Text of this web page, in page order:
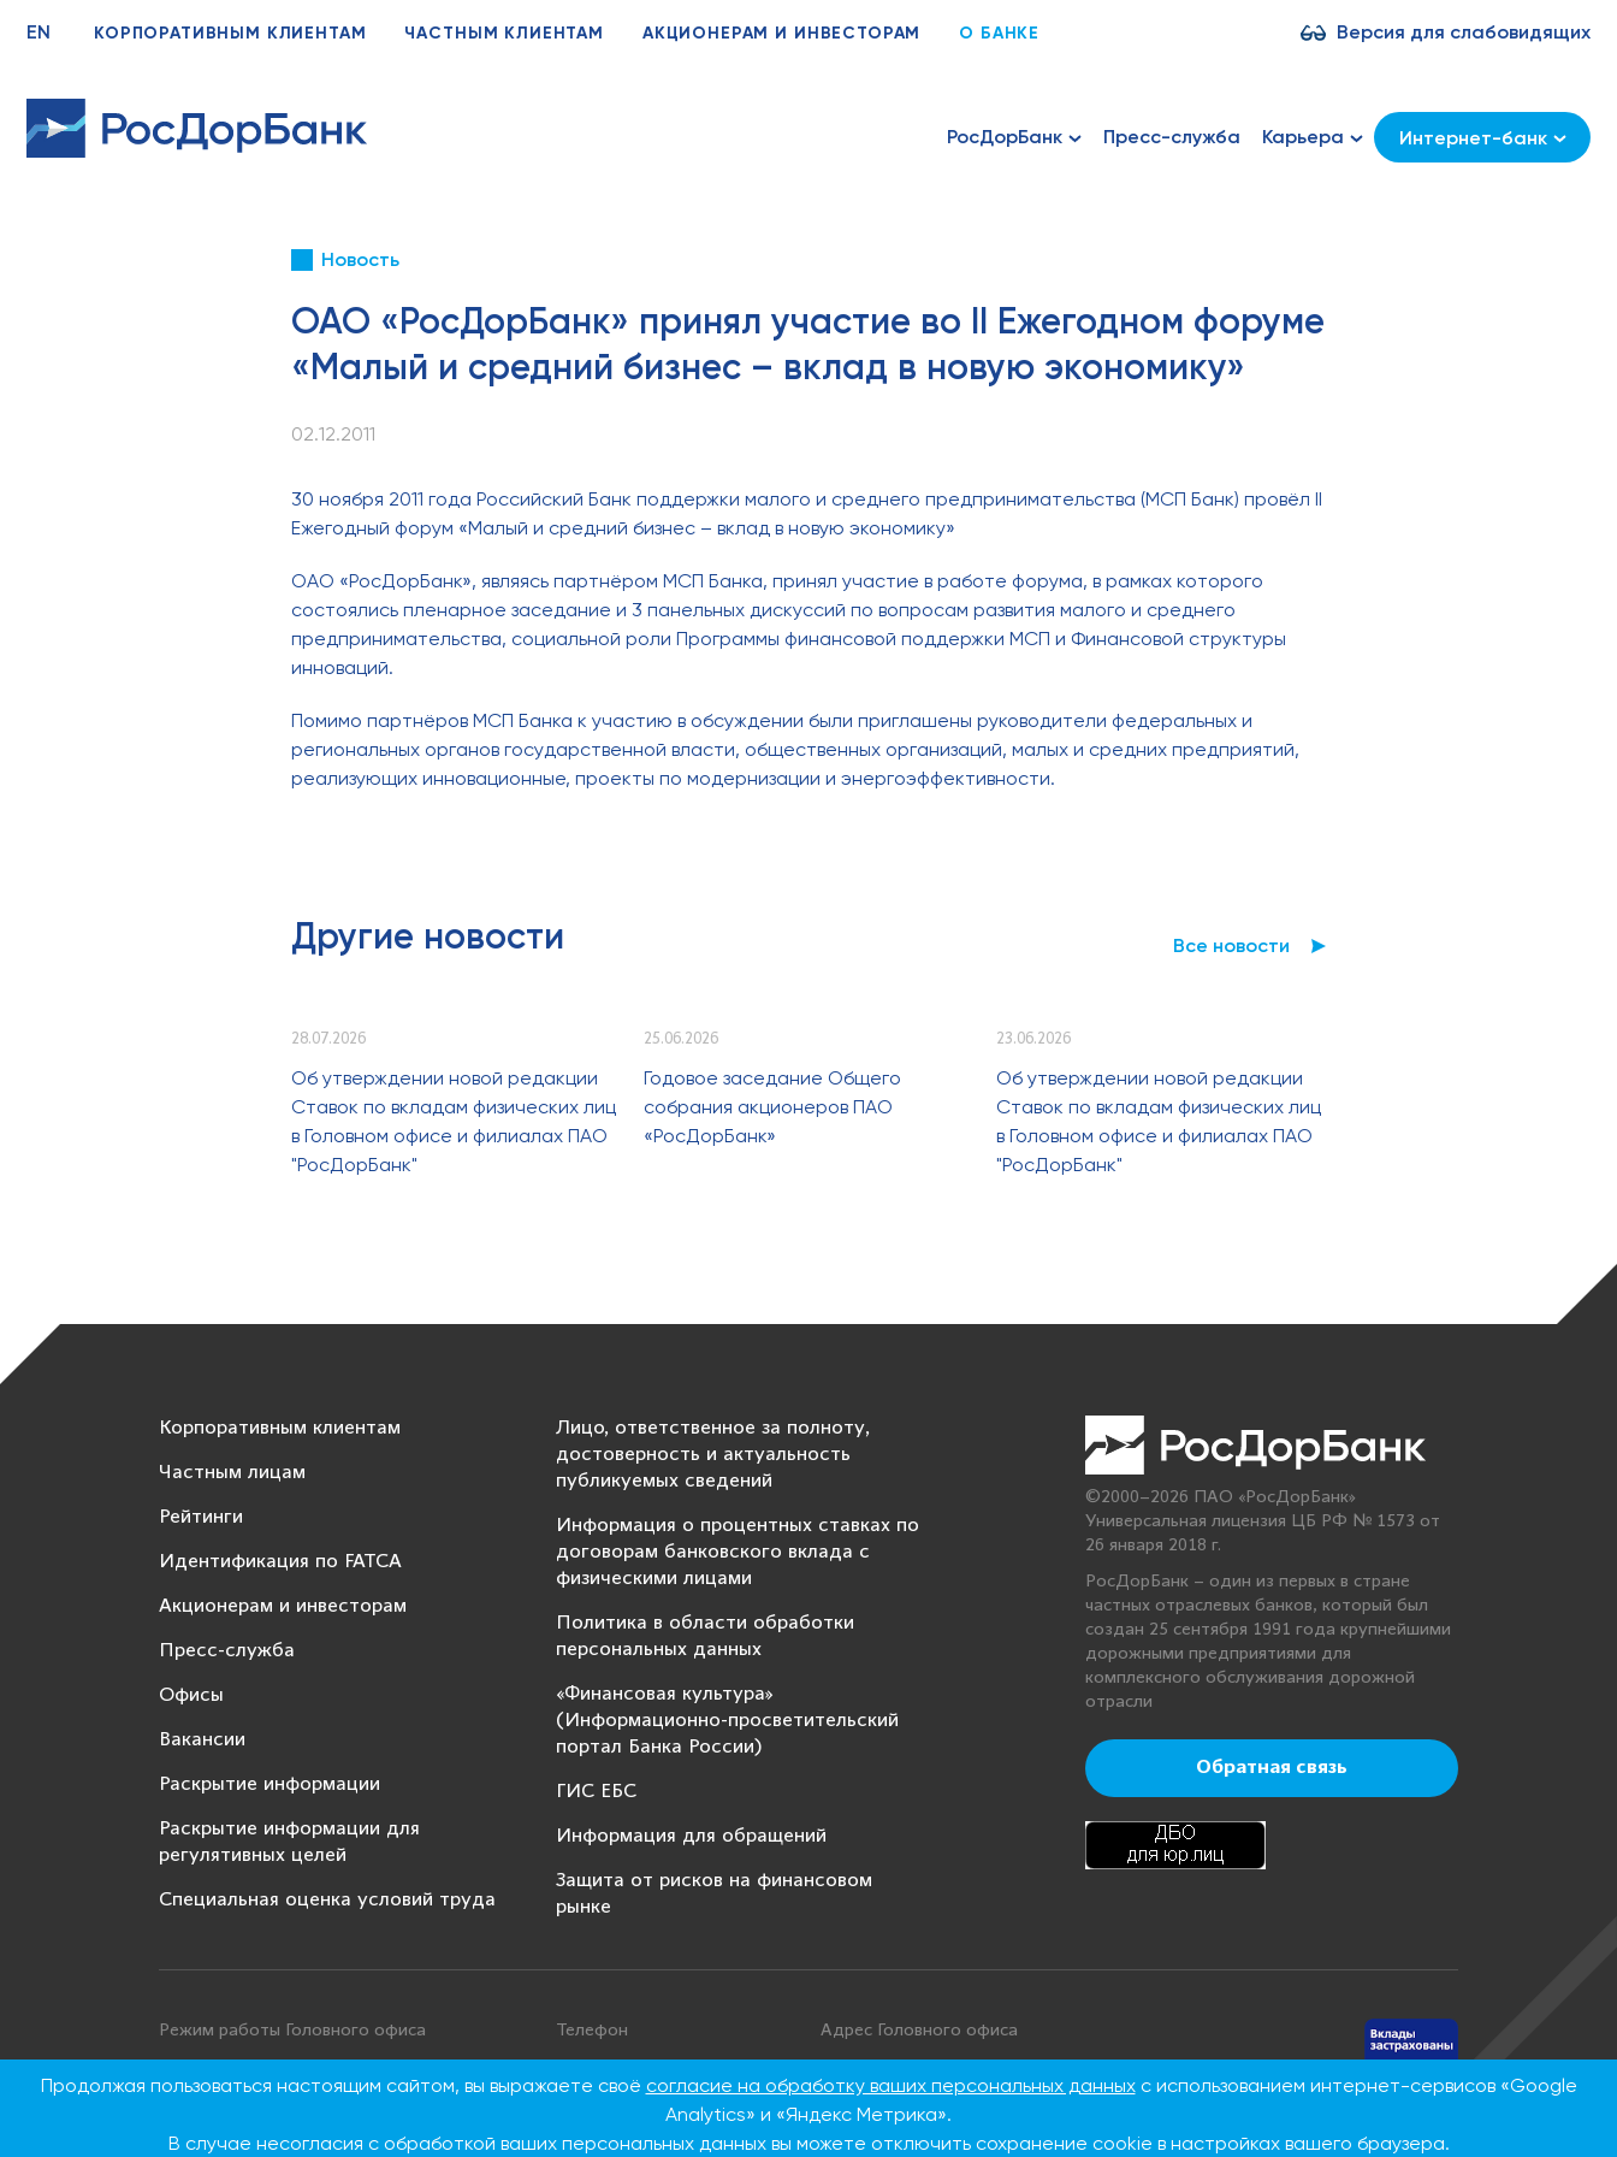
EN КОРПОРАТИВНЫМ КЛИЕНТАМ ЧАСТНЫМ КЛИЕНТАМ АКЦИОНЕРАМ И ИНВЕСТОРАМ О БАНКЕ Версия для слабовидящих
РосДорБанк Пресс-служба Карьера Интернет-банк
Новость
ОАО «РосДорБанк» принял участие во II Ежегодном форуме
«Малый и средний бизнес – вклад в новую экономику»
02.12.2011
30 ноября 2011 года Российский Банк поддержки малого и среднего предпринимательства (МСП Банк) провёл II
Ежегодный форум «Малый и средний бизнес – вклад в новую экономику»
ОАО «РосДорБанк», являясь партнёром МСП Банка, принял участие в работе форума, в рамках которого
состоялись пленарное заседание и 3 панельных дискуссий по вопросам развития малого и среднего
предпринимательства, социальной роли Программы финансовой поддержки МСП и Финансовой структуры
инноваций.
Помимо партнёров МСП Банка к участию в обсуждении были приглашены руководители федеральных и
региональных органов государственной власти, общественных организаций, малых и средних предприятий,
реализующих инновационные, проекты по модернизации и энергоэффективности.
Другие новости Все новости
28.07.2026
Об утверждении новой редакции
Ставок по вкладам физических лиц
в Головном офисе и филиалах ПАО
"РосДорБанк"
25.06.2026
Годовое заседание Общего
собрания акционеров ПАО
«РосДорБанк»
23.06.2026
Об утверждении новой редакции
Ставок по вкладам физических лиц
в Головном офисе и филиалах ПАО
"РосДорБанк"
Корпоративным клиентам
Частным лицам
Рейтинги
Идентификация по FATCA
Акционерам и инвесторам
Пресс-служба
Офисы
Вакансии
Раскрытие информации
Раскрытие информации для
регулятивных целей
Специальная оценка условий труда
Лицо, ответственное за полноту,
достоверность и актуальность
публикуемых сведений
Информация о процентных ставках по
договорам банковского вклада с
физическими лицами
Политика в области обработки
персональных данных
«Финансовая культура»
(Информационно-просветительский
портал Банка России)
ГИС ЕБС
Информация для обращений
Защита от рисков на финансовом
рынке
©2000–2026 ПАО «РосДорБанк»
Универсальная лицензия ЦБ РФ № 1573 от
26 января 2018 г.
РосДорБанк – один из первых в стране
частных отраслевых банков, который был
создан 25 сентября 1991 года крупнейшими
дорожными предприятиями для
комплексного обслуживания дорожной
отрасли
Обратная связь
Режим работы Головного офиса
Пятница: с 9:00 до 16:45
Телефон
8 800 100 00 22 (Бесплатно
Адрес Головного офиса
86
Продолжая пользоваться настоящим сайтом, вы выражаете своё согласие на обработку ваших персональных данныхс использованием интернет-сервисов «Google
Analytics» и «Яндекс Метрика».
В случае несогласия с обработкой ваших персональных данных вы можете отключить сохранение cookie в настройках вашего браузера.